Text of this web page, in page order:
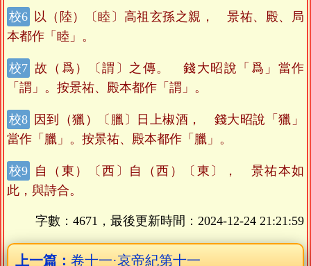
以（陸）〔睦〕高祖玄孫之親， 景祐、殿、局
本都作「睦」。
故（爲）〔謂〕之傳。 錢大昭說「爲」當作
「謂」。按景祐、殿本都作「謂」。
因到（獵）〔臘〕日上椒酒， 錢大昭說「獵」
當作「臘」。按景祐、殿本都作「臘」。
自（東）〔西〕自（西）〔東〕， 景祐本如
此，與詩合。
字數：4671，最後更新時間： 2024-12-24 21:21:59
上一篇： 卷十一·哀帝紀第十一